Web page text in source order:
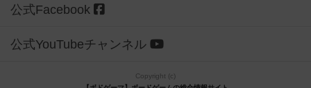
公式Facebook
公式YouTubeチャンネル
Copyright (c)